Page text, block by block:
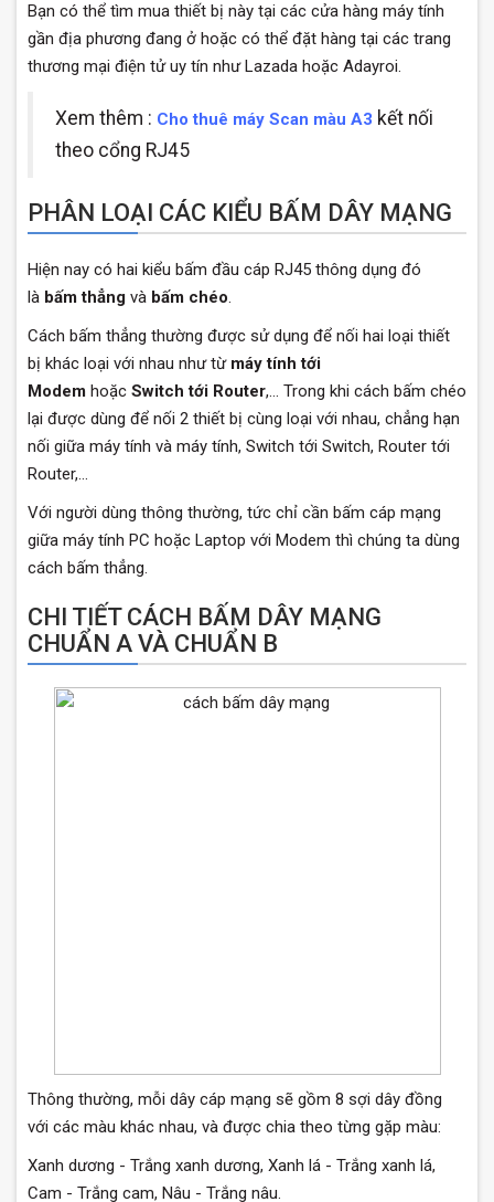
Bạn có thể tìm mua thiết bị này tại các cửa hàng máy tính
gần địa phương đang ở hoặc có thể đặt hàng tại các trang
thương mại điện tử uy tín như Lazada hoặc Adayroi.
Xem thêm : Cho thuê máy Scan màu A3 kết nối
theo cổng RJ45
PHÂN LOẠI CÁC KIỂU BẤM DÂY MẠNG
Hiện nay có hai kiểu bấm đầu cáp RJ45 thông dụng đó
là bấm thẳng và bấm chéo.
Cách bấm thẳng thường được sử dụng để nối hai loại thiết
bị khác loại với nhau như từ máy tính tới
Modem hoặc Switch tới Router,… Trong khi cách bấm chéo
lại được dùng để nối 2 thiết bị cùng loại với nhau, chẳng hạn
nối giữa máy tính và máy tính, Switch tới Switch, Router tới
Router,…
Với người dùng thông thường, tức chỉ cần bấm cáp mạng
giữa máy tính PC hoặc Laptop với Modem thì chúng ta dùng
cách bấm thẳng.
CHI TIẾT CÁCH BẤM DÂY MẠNG
CHUẨN A VÀ CHUẨN B
Thông thường, mỗi dây cáp mạng sẽ gồm 8 sợi dây đồng
với các màu khác nhau, và được chia theo từng gặp màu:
Xanh dương - Trắng xanh dương, Xanh lá - Trắng xanh lá,
Cam - Trắng cam, Nâu - Trắng nâu.